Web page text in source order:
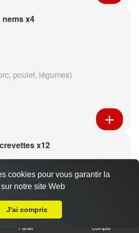
x4
poulet, légumes)
x12
Panier Compte
cookies pour vous garantir la
notre site Web
J'ai compris